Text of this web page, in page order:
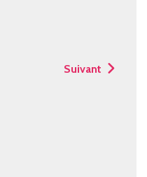
Suivant